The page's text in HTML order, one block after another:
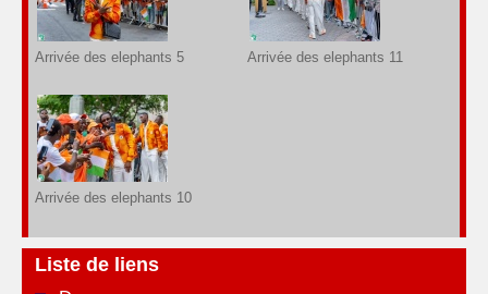
Arrivée des elephants 5 Arrivée des elephants 11
Arrivée des elephants 10
Liste de liens